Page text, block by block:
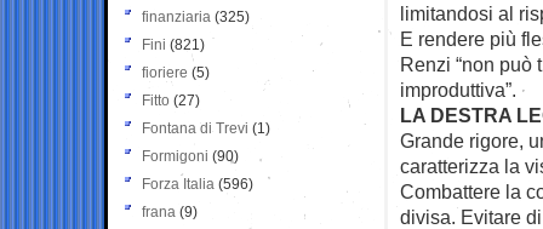
limitandosi al
E rendere più
Renzi “non può
improduttiva”.
LA DESTRA
Grande rigore,
caratterizza la
Combattere la
divisa. Evitare
finanziaria (325)
Fini (821)
fioriere (5)
Fitto (27)
Fontana di Trevi (1)
Formigoni (90)
Forza Italia (596)
frana (9)